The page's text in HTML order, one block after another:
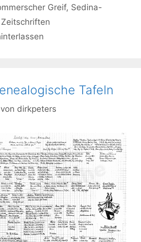
Greif, Sedina-
Zeitschriften
Tafeln
von dirkpeters